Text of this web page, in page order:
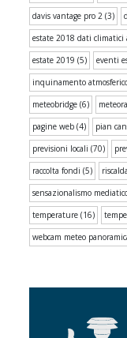
davis vantage pro 2 (3)
estate 2018 dati climatici
estate 2019 (5) eventi
inquinamento
meteobridge (6)
pagine web (4) pian
previsioni locali (70)
raccolta fondi (5)
sensazionalismo
temperature (16)
webcam meteo